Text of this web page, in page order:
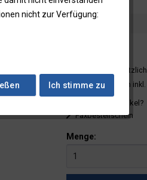
* Preise zzgl.
Preise in Klammern inkl.
Fragen zum Artikel?
Faxbestellschein
Menge:
nicht zur Verfügung:
Ich stimme zu